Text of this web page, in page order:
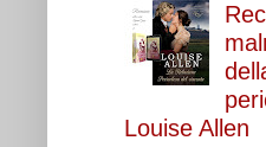
Louise Allen